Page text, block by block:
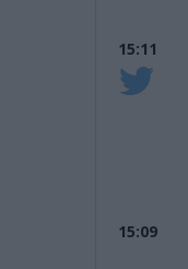
15:11
15:09